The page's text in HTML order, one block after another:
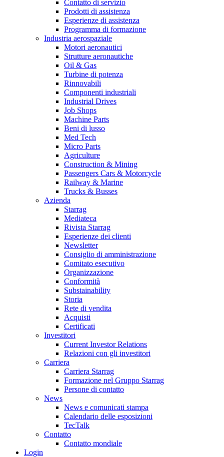
Contatto di servizio
Prodotti di assistenza
Esperienze di assistenza
Programma di formazione
Industria aerospaziale
Motori aeronautici
Strutture aeronautiche
Oil & Gas
Turbine di potenza
Rinnovabili
Componenti industriali
Industrial Drives
Job Shops
Machine Parts
Beni di lusso
Med Tech
Micro Parts
Agriculture
Construction & Mining
Passengers Cars & Motorcycle
Railway & Marine
Trucks & Busses
Azienda
Starrag
Mediateca
Rivista Starrag
Esperienze dei clienti
Newsletter
Consiglio di amministrazione
Comitato esecutivo
Organizzazione
Conformità
Substainability
Storia
Rete di vendita
Acquisti
Certificati
Investitori
Current Investor Relations
Relazioni con gli investitori
Carriera
Carriera Starrag
Formazione nel Gruppo Starrag
Persone di contatto
News
News e comunicati stampa
Calendario delle esposizioni
TecTalk
Contatto
Contatto mondiale
Login